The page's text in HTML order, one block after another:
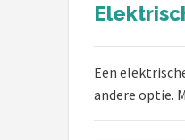
Recepten
Gasbarbecues
Een
andere optie.